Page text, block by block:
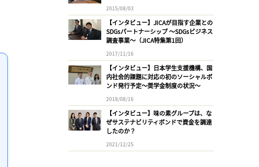
2015/08/03
【インタビュー】JICAが目指す企業との
SDGsパートナーシップ 〜SDGsビジネス
調査事業〜（JICA特集第1回）
2017/11/16
【インタビュー】日本学生支援機構、国
内社会的課題に対応の初のソーシャルボ
ンド発行予定〜奨学金制度の状況〜
2018/08/16
【インタビュー】味の素グループは、な
ぜサステナビリティボンドで資金を調達
したのか？
2021/12/25